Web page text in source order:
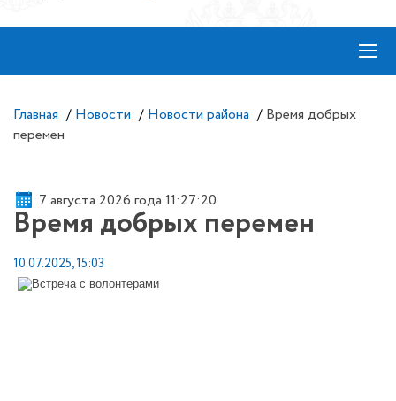
≡
Главная / Новости / Новости района / Время добрых
перемен
7 августа 2026 года 11:27:20
Время добрых перемен
10.07.2025, 15:03